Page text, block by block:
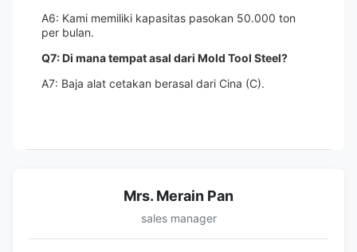
A6: Kami memiliki kapasitas pasokan 50.000 ton
per bulan.
Q7: Di mana tempat asal dari Mold Tool Steel?
A7: Baja alat cetakan berasal dari Cina (C).
Mrs. Merain Pan
sales manager